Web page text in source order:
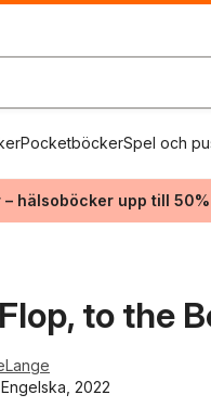
PocketböckerSpel och
– hälsoböcker upp till
to the
2022